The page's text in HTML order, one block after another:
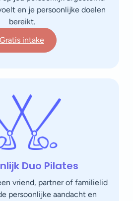
en je persoonlijke doelen
bereikt.
Gratis intake
Duo Pilates
vriend, partner of familielid
persoonlijke aandacht en